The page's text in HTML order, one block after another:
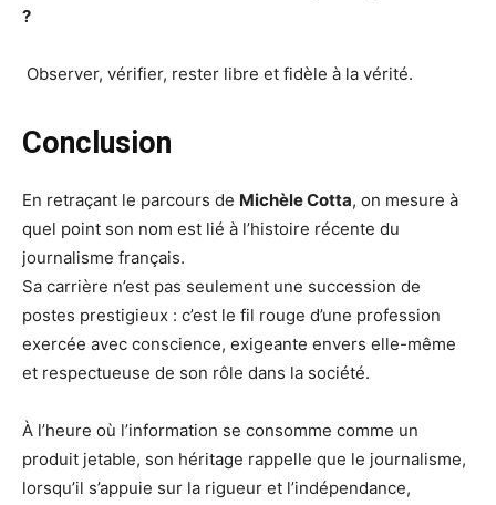
?
Observer, vérifier, rester libre et fidèle à la vérité.
Conclusion
En retraçant le parcours de Michèle Cotta, on mesure à
quel point son nom est lié à l’histoire récente du
journalisme français.
Sa carrière n’est pas seulement une succession de
postes prestigieux : c’est le fil rouge d’une profession
exercée avec conscience, exigeante envers elle-même
et respectueuse de son rôle dans la société.
À l’heure où l’information se consomme comme un
produit jetable, son héritage rappelle que le journalisme,
lorsqu’il s’appuie sur la rigueur et l’indépendance,